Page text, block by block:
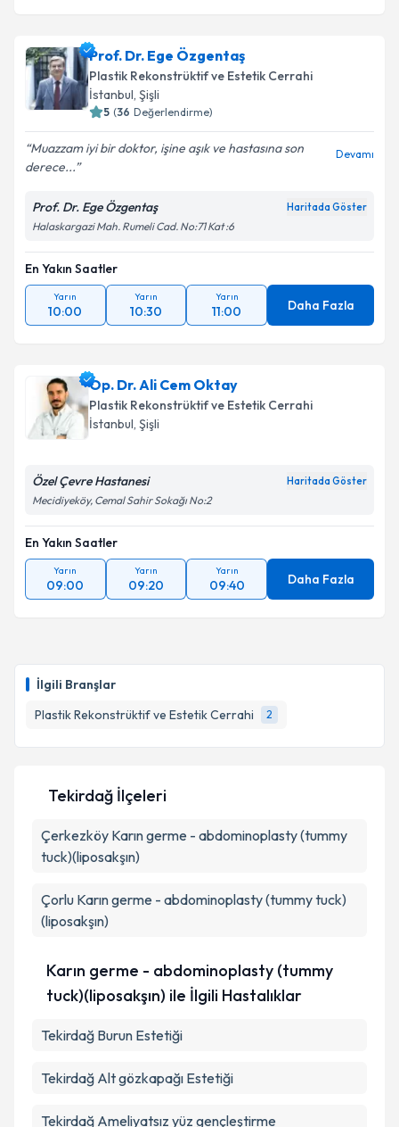
İlgili Branşlar
Plastik Rekonstrüktif ve Estetik Cerrahi
2
Prof. Dr. Ege Özgentaş
Plastik Rekonstrüktif ve Estetik Cerrahi
İstanbul, Şişli
5 (36 Değerlendirme)
Muazzam iyi bir doktor, işine aşık ve hastasına son
derece...
Devamı
Prof. Dr. Ege Özgentaş Haritada Göster
Halaskargazi Mah. Rumeli Cad. No:71 Kat :6
En Yakın Saatler
Yarın
10:00
Yarın
10:30
Yarın
11:00 Daha Fazla
Op. Dr. Ali Cem Oktay
Plastik Rekonstrüktif ve Estetik Cerrahi
İstanbul, Şişli
Özel Çevre Hastanesi Haritada Göster
Mecidiyeköy, Cemal Sahir Sokağı No:2
En Yakın Saatler
Yarın
09:00
Yarın
09:20
Yarın
09:40 Daha Fazla
Tekirdağ İlçeleri
Çerkezköy Karın germe - abdominoplasty (tummy
tuck)(liposakşın)
Çorlu Karın germe - abdominoplasty (tummy tuck)
(liposakşın)
Karın germe - abdominoplasty (tummy
tuck)(liposakşın) ile İlgili Hastalıklar
Tekirdağ Burun Estetiği
Tekirdağ Alt gözkapağı Estetiği
Tekirdağ Ameliyatsız yüz gençleştirme